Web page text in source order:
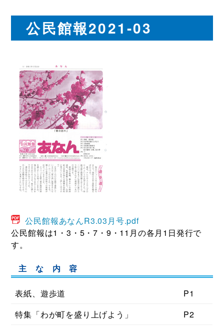
公民館報2021-03
公民館報あなんR3.03月号.pdf
公民館報は1・3・5・7・9・11月の各月1日発行で
す。
主 な 内 容
表紙、遊歩道
P1
特集「わが町を盛り上げよう」
P2